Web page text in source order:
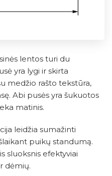
lentos turi du
yra lygi ir skirta
medžio rašto tekstūra,
Abi pusės yra šukuotos
matinis.
leidžia sumažinti
puikų standumą.
sluoksnis efektyviai
dėmių.